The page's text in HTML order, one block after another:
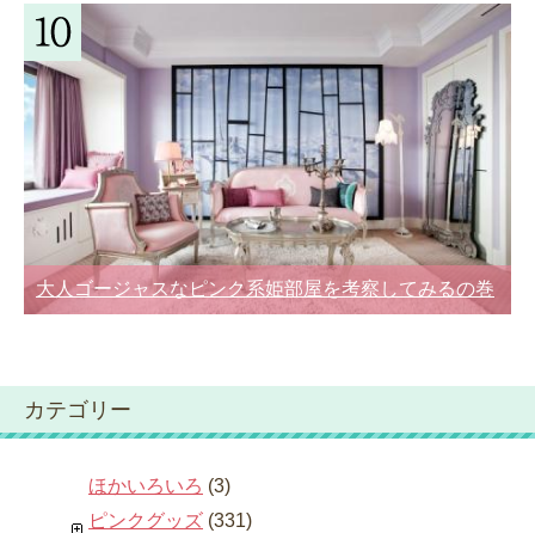
大人ゴージャスなピンク系姫部屋を考察してみるの巻
カテゴリー
ほかいろいろ (3)
ピンクグッズ (331)